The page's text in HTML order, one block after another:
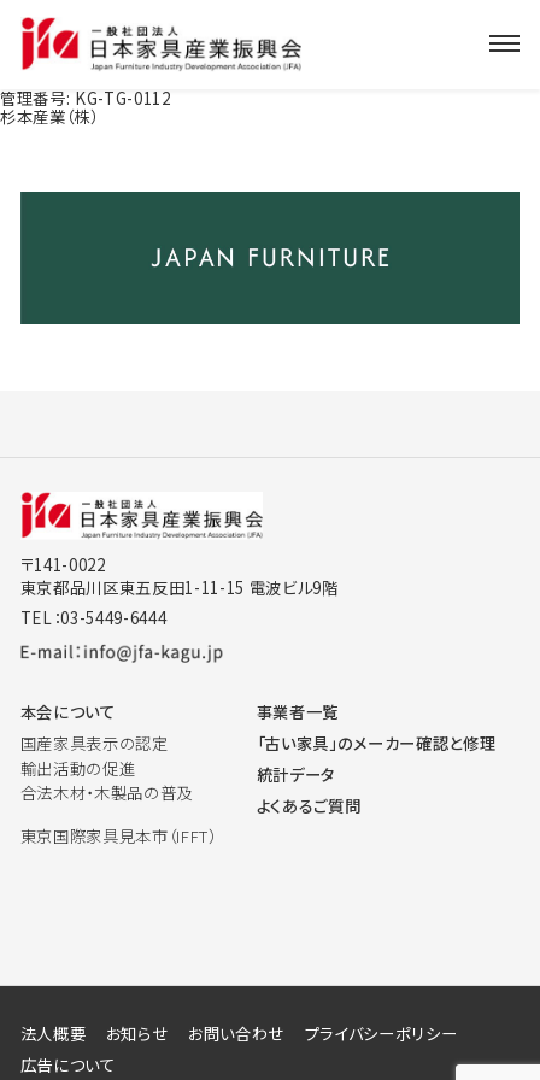
管理番号: KG-TG-0112
杉本産業（株）
〒141-0022
東京都品川区東五反田1-11-15 電波ビル9階
TEL：03-5449-6444
本会について
国産家具表示の認定
輸出活動の促進
合法木材・木製品の普及
東京国際家具見本市（IFFT）
事業者一覧
「古い家具」のメーカー確認と修理
統計データ
よくあるご質問
法人概要 お知らせ お問い合わせ
プライバシーポリシー
広告について